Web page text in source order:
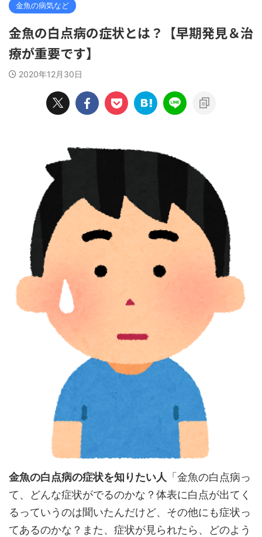
金魚の病気など
金魚の白点病の症状とは？【早期発見＆治
療が重要です】
2020年12月30日
金魚の白点病の症状を知りたい人 「金魚の白点病っ
て、どんな症状がでるのかな？体表に白点が出てく
るっていうのは聞いたんだけど、その他にも症状っ
てあるのかな？また、症状が見られたら、どのよう